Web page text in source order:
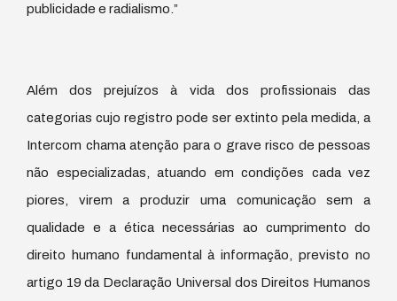
publicidade e radialismo.”
Além dos prejuízos à vida dos profissionais das
categorias cujo registro pode ser extinto pela medida, a
Intercom chama atenção para o grave risco de pessoas
não especializadas, atuando em condições cada vez
piores, virem a produzir uma comunicação sem a
qualidade e a ética necessárias ao cumprimento do
direito humano fundamental à informação, previsto no
artigo 19 da Declaração Universal dos Direitos Humanos